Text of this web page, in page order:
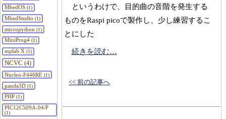
MbedOS(1)
MbedStudio (1)
micropython (1)
MiniProg4(1)
mplab X(1)
NCVC (4)
Nucleo-F446RE(1)
panda3D(1)
PHP(1)
PIC12C509A-04/P
(1)
というわけで、目的曲の音階を発生する
ものをRaspi picoで製作し、少し練習するこ
とにした
続きを読む…
<< 前の記事へ